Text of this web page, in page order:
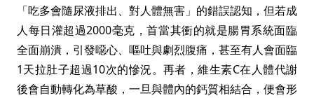
「吃多會隨尿液排出、對人體無害」的錯誤認知，但若成
人每日灌超過2000毫克，首當其衝的就是腸胃系統面臨
全面崩潰，引發噁心、嘔吐與劇烈腹痛，甚至有人會面臨
1天拉肚子超過10次的慘況。再者，維生素C在人體代謝
後會自動轉化為草酸，一旦與體內的鈣質相結合，便會形